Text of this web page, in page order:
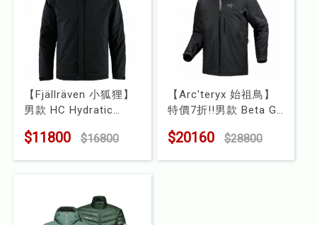
【Fjällräven 小狐狸】
男款 HC Hydratic
填充夾克
$11800 $16800
【Arc'teryx 始祖鳥】
特價7折!!男款 Beta GT
型號 : X000008885
$20160 $28800